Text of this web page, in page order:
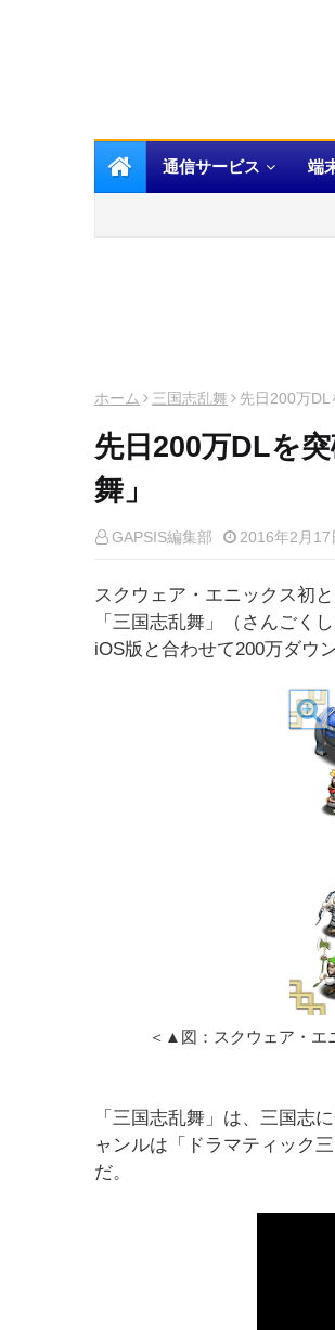
通信サービス 端
ホーム 三国志乱舞 先日200万DL
先日200万DLを
舞」
GAPSIS編集部 2016年2月17
スクウェア・エニックス初
「三国志乱舞」（さんごく
iOS版と合わせて200万ダウ
＜▲図：スクウェア・エ
「三国志乱舞」は、三国志
ャンルは「ドラマティック
だ。